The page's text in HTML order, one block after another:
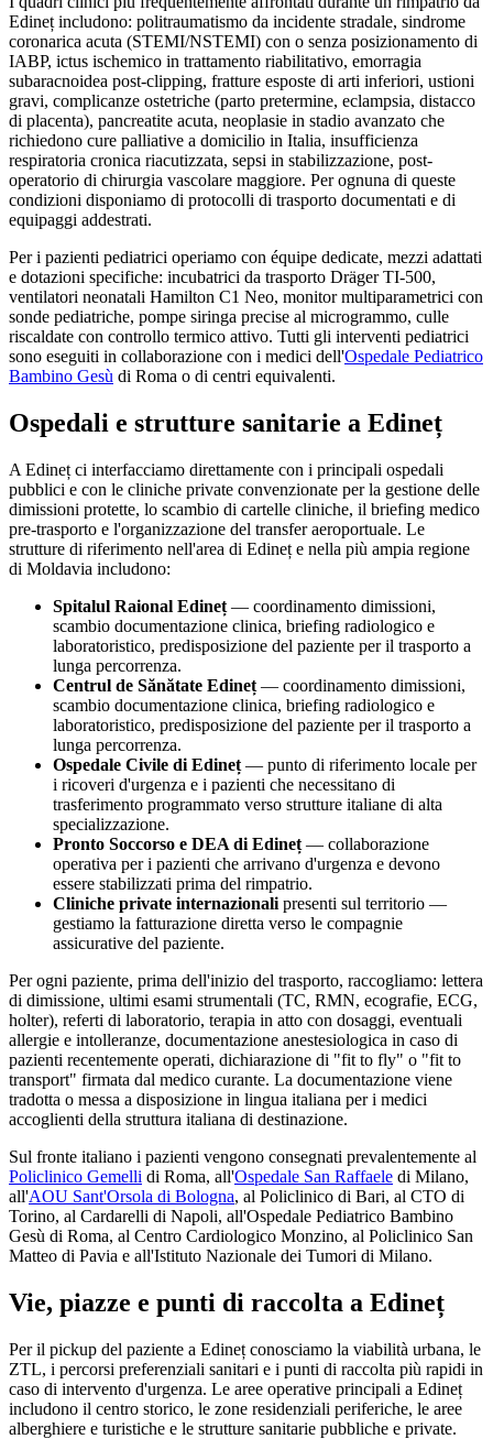
Edineț includono: politraumatismo da incidente stradale, sindrome
coronarica acuta (STEMI/NSTEMI) con o senza posizionamento di
IABP, ictus ischemico in trattamento riabilitativo, emorragia
subaracnoidea post-clipping, fratture esposte di arti inferiori, ustioni
gravi, complicanze ostetriche (parto pretermine, eclampsia, distacco
di placenta), pancreatite acuta, neoplasie in stadio avanzato che
richiedono cure palliative a domicilio in Italia, insufficienza
respiratoria cronica riacutizzata, sepsi in stabilizzazione, post-
operatorio di chirurgia vascolare maggiore. Per ognuna di queste
condizioni disponiamo di protocolli di trasporto documentati e di
equipaggi addestrati.
Per i pazienti pediatrici operiamo con équipe dedicate, mezzi adattati
e dotazioni specifiche: incubatrici da trasporto Dräger TI-500,
ventilatori neonatali Hamilton C1 Neo, monitor multiparametrici con
sonde pediatriche, pompe siringa precise al microgrammo, culle
riscaldate con controllo termico attivo. Tutti gli interventi pediatrici
sono eseguiti in collaborazione con i medici dell'Ospedale Pediatrico
Bambino Gesù di Roma o di centri equivalenti.
Ospedali e strutture sanitarie a Edineț
A Edineț ci interfacciamo direttamente con i principali ospedali
pubblici e con le cliniche private convenzionate per la gestione delle
dimissioni protette, lo scambio di cartelle cliniche, il briefing medico
pre-trasporto e l'organizzazione del transfer aeroportuale. Le
strutture di riferimento nell'area di Edineț e nella più ampia regione
di Moldavia includono:
Spitalul Raional Edineț — coordinamento dimissioni,
scambio documentazione clinica, briefing radiologico e
laboratoristico, predisposizione del paziente per il trasporto a
lunga percorrenza.
Centrul de Sănătate Edineț — coordinamento dimissioni,
scambio documentazione clinica, briefing radiologico e
laboratoristico, predisposizione del paziente per il trasporto a
lunga percorrenza.
Ospedale Civile di Edineț — punto di riferimento locale per
i ricoveri d'urgenza e i pazienti che necessitano di
trasferimento programmato verso strutture italiane di alta
specializzazione.
Pronto Soccorso e DEA di Edineț — collaborazione
operativa per i pazienti che arrivano d'urgenza e devono
essere stabilizzati prima del rimpatrio.
Cliniche private internazionali presenti sul territorio —
gestiamo la fatturazione diretta verso le compagnie
assicurative del paziente.
Per ogni paziente, prima dell'inizio del trasporto, raccogliamo: lettera
di dimissione, ultimi esami strumentali (TC, RMN, ecografie, ECG,
holter), referti di laboratorio, terapia in atto con dosaggi, eventuali
allergie e intolleranze, documentazione anestesiologica in caso di
pazienti recentemente operati, dichiarazione di "fit to fly" o "fit to
transport" firmata dal medico curante. La documentazione viene
tradotta o messa a disposizione in lingua italiana per i medici
accoglienti della struttura italiana di destinazione.
Sul fronte italiano i pazienti vengono consegnati prevalentemente al
Policlinico Gemelli di Roma, all'Ospedale San Raffaele di Milano,
all'AOU Sant'Orsola di Bologna, al Policlinico di Bari, al CTO di
Torino, al Cardarelli di Napoli, all'Ospedale Pediatrico Bambino
Gesù di Roma, al Centro Cardiologico Monzino, al Policlinico San
Matteo di Pavia e all'Istituto Nazionale dei Tumori di Milano.
Vie, piazze e punti di raccolta a Edineț
Per il pickup del paziente a Edineț conosciamo la viabilità urbana, le
ZTL, i percorsi preferenziali sanitari e i punti di raccolta più rapidi in
caso di intervento d'urgenza. Le aree operative principali a Edineț
includono il centro storico, le zone residenziali periferiche, le aree
alberghiere e turistiche e le strutture sanitarie pubbliche e private.